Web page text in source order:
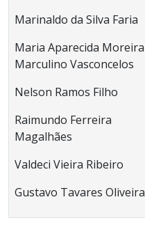
Marinaldo da Silva Faria
Maria Aparecida Moreira
Marculino Vasconcelos
Nelson Ramos Filho
Raimundo Ferreira
Magalhães
Valdeci Vieira Ribeiro
Gustavo Tavares Oliveira